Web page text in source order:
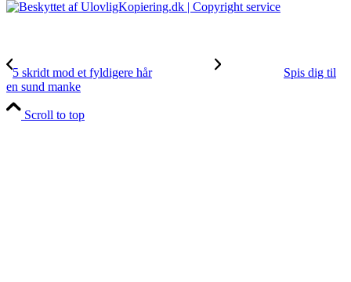
5 skridt mod et fyldigere hår
Spis dig til
en sund manke
Scroll to top